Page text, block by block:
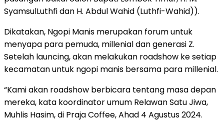
SyamsulLuthfi dan H. Abdul Wahid (Luthfi-Wahid)).
Dikatakan, Ngopi Manis merupakan forum untuk
menyapa para pemuda, millenial dan generasi Z.
Setelah launcing, akan melakukan roadshow ke setiap
kecamatan untuk ngopi manis bersama para millenial.
“Kami akan roadshow berbicara tentang masa depan
mereka, kata koordinator umum Relawan Satu Jiwa,
Muhlis Hasim, di Praja Coffee, Ahad 4 Agustus 2024.